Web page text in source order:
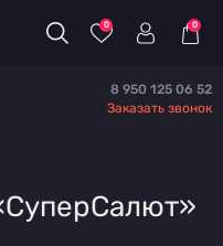
0 0
8 950 125 06 52
Заказать звонок